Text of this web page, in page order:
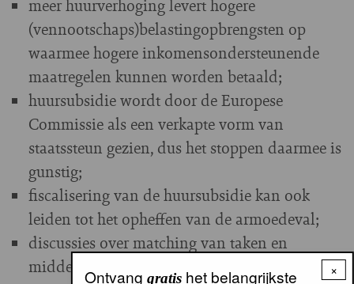
meer huurverhoging levert hogere
(vennootschaps)belastingopbrengsten op
waarmee hogere inkomensondersteunende
maatregelen kunnen worden betaald;
huursubsidie wordt door de Europese
Commissie als een verkapte vorm van
staatssteun gezien, dus het stoppen daarmee is
gunstig;
fiscalisering van de huursubsidie kan ook
leiden tot het opheffen van de armoedeval;
discussies over matching van taken en
middelen binnen de corporatiesector zijn niet
×
Ontvang gratishet belangrijkste